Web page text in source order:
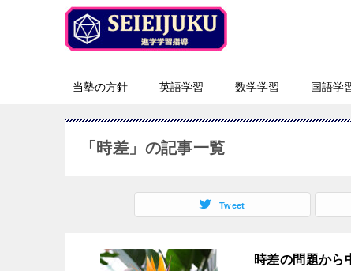
当塾の方針 英語学習 数学学習 国語学
「時差」の記事一覧
Tweet
時差の問題から